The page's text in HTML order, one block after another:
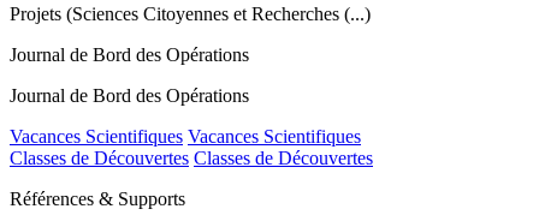
Projets (Sciences Citoyennes et Recherches (...)
Journal de Bord des Opérations
Journal de Bord des Opérations
Vacances Scientifiques Vacances Scientifiques
Classes de Découvertes Classes de Découvertes
Références & Supports